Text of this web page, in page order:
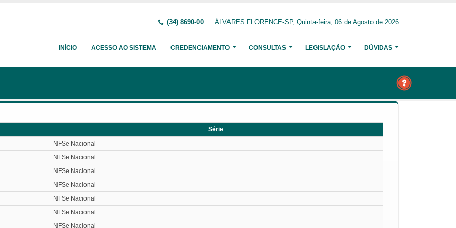
(34) 8690-00 ÁLVARES FLORENCE-SP, Quinta-feira, 06 de Agosto de 2026
INÍCIO ACESSO AO SISTEMA CREDENCIAMENTO CONSULTAS LEGISLAÇÃO DÚVIDAS
Série
NFSe Nacional
NFSe Nacional
NFSe Nacional
NFSe Nacional
NFSe Nacional
NFSe Nacional
NFSe Nacional